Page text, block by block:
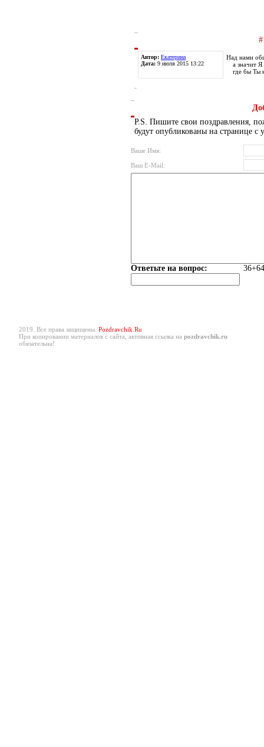
Автор: Екатерина
Дата: 9 июля 2015 13:22
Над нами
а значит
где бы Ты
P.S. Пишите свои поздравления,
будут опубликованы на странице с
Ваше Имя:
Ваш E-Mail:
Ответьте на вопрос:
2019. Все права защищены. Pozdravchik.Ru
При копировании материалов с сайта, активная ссылка на pozdravchik.ru
обязательна!